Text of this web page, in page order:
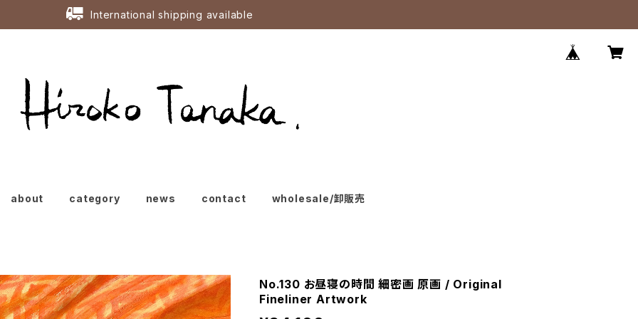
International shipping available
about category news contact wholesale/卸販売
No.130 お昼寝の時間 細密画 原画 / Original
Fineliner Artwork